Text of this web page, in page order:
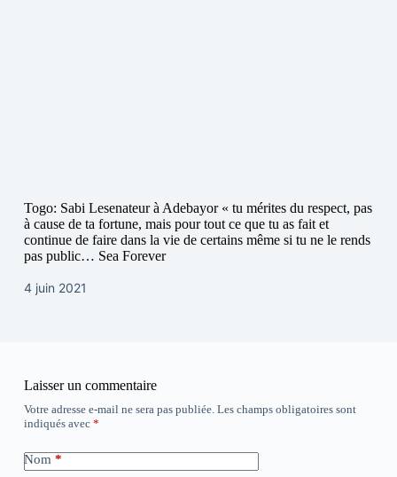
Togo: Sabi Lesenateur à Adebayor « tu mérites du respect, pas
à cause de ta fortune, mais pour tout ce que tu as fait et
continue de faire dans la vie de certains même si tu ne le rends
pas public… Sea Forever
4 juin 2021
Laisser un commentaire
Votre adresse e-mail ne sera pas publiée. Les champs obligatoires sont
indiqués avec *
Nom *